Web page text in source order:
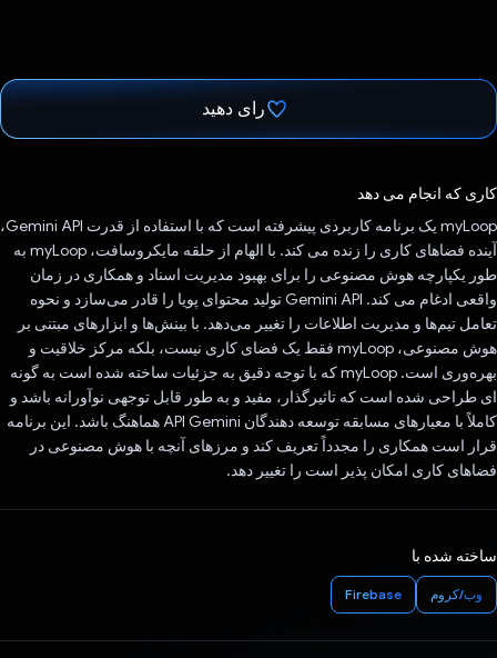
رای دهید
کاری که انجام می دهد
myLoop یک برنامه کاربردی پیشرفته است که با استفاده از قدرت Gemini API،
آینده فضاهای کاری را زنده می کند. با الهام از حلقه مایکروسافت، myLoop به
طور یکپارچه هوش مصنوعی را برای بهبود مدیریت اسناد و همکاری در زمان
واقعی ادغام می کند. Gemini API تولید محتوای پویا را قادر می‌سازد و نحوه
تعامل تیم‌ها و مدیریت اطلاعات را تغییر می‌دهد. با بینش‌ها و ابزارهای مبتنی بر
هوش مصنوعی، myLoop فقط یک فضای کاری نیست، بلکه مرکز خلاقیت و
بهره‌وری است. myLoop که با توجه دقیق به جزئیات ساخته شده است به گونه
ای طراحی شده است که تاثیرگذار، مفید و به طور قابل توجهی نوآورانه باشد و
کاملاً با معیارهای مسابقه توسعه دهندگان API Gemini هماهنگ باشد. این برنامه
قرار است همکاری را مجدداً تعریف کند و مرزهای آنچه با هوش مصنوعی در
فضاهای کاری امکان پذیر است را تغییر دهد.
ساخته شده با
وب/کروم Firebase